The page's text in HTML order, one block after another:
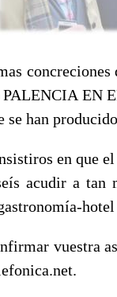
PALENCIA EN
se han
en que
acudir a tan
vuestra